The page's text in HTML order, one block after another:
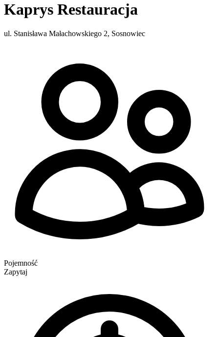
Kaprys Restauracja
ul. Stanisława Małachowskiego 2, Sosnowiec
Pojemność
Zapytaj